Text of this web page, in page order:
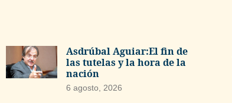
Asdrúbal Aguiar:El fin de
las tutelas y la hora de la
nación
6 agosto, 2026